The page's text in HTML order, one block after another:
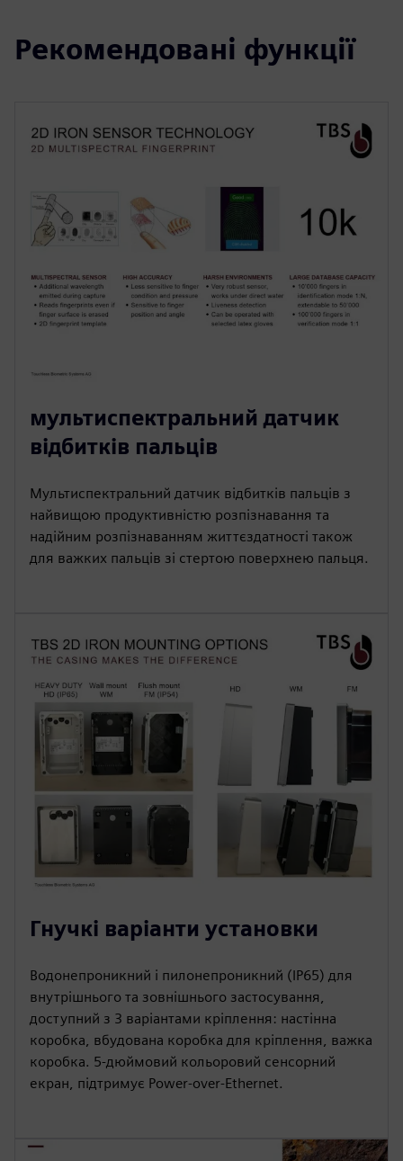
Рекомендовані функції
мультиспектральний датчик
відбитків пальців
Мультиспектральний датчик відбитків пальців з
найвищою продуктивністю розпізнавання та
надійним розпізнаванням життєздатності також
для важких пальців зі стертою поверхнею пальця.
Гнучкі варіанти установки
Водонепроникний і пилонепроникний (IP65) для
внутрішнього та зовнішнього застосування,
доступний з 3 варіантами кріплення: настінна
коробка, вбудована коробка для кріплення, важка
коробка. 5-дюймовий кольоровий сенсорний
екран, підтримує Power-over-Ethernet.